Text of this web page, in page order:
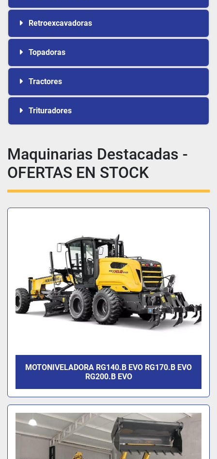
Retroexcavadoras
Topadoras
Tractores
Trituradores
Maquinarias Destacadas -
OFERTAS EN STOCK
MOTONIVELADORA RG140.B EVO RG170.B EVO
RG200.B EVO